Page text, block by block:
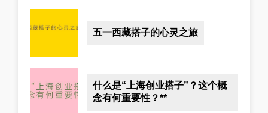
五一西藏搭子的心灵之旅
什么是“上海创业搭子”？这个概
念有何重要性？**